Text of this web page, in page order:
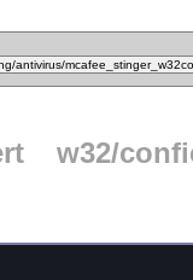
w32/